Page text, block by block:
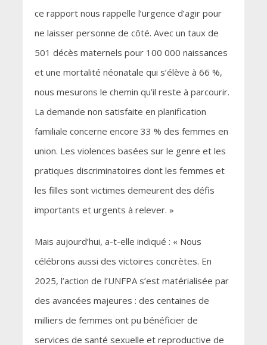
ce rapport nous rappelle l’urgence d’agir pour
ne laisser personne de côté. Avec un taux de
501 décès maternels pour 100 000 naissances
et une mortalité néonatale qui s’élève à 66 %,
nous mesurons le chemin qu’il reste à parcourir.
La demande non satisfaite en planification
familiale concerne encore 33 % des femmes en
union. Les violences basées sur le genre et les
pratiques discriminatoires dont les femmes et
les filles sont victimes demeurent des défis
importants et urgents à relever. »
Mais aujourd’hui, a-t-elle indiqué : « Nous
célébrons aussi des victoires concrètes. En
2025, l’action de l’UNFPA s’est matérialisée par
des avancées majeures : des centaines de
milliers de femmes ont pu bénéficier de
services de santé sexuelle et reproductive de